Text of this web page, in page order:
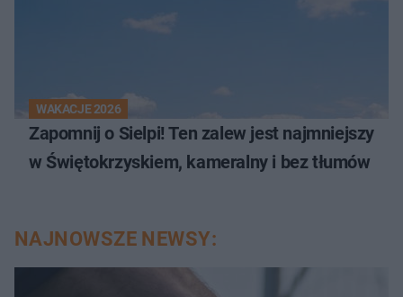
WAKACJE 2026
Zapomnij o Sielpi! Ten zalew jest najmniejszy
w Świętokrzyskiem, kameralny i bez tłumów
NAJNOWSZE NEWSY: